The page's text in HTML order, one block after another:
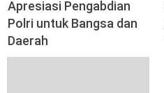
Apresiasi Pengabdian
Polri untuk Bangsa dan
Daerah